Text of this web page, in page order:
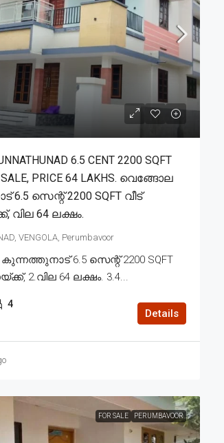
6.5 CENT 2200 SQFT
SALE, PRICE 64 LAKHS. വെങ്ങോല
സെന്റ് 2200 SQFT വീട്
വില 64 ലക്ഷം.
VENGOLA, Perumbavoor
6.5 സെന്റ് 2200 SQFT
2.വില 64 ലക്ഷം. 3.4...
4
Details
FOR SALE PERUMBAVOOR